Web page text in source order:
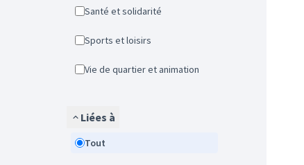
Santé et solidarité
Sports et loisirs
Vie de quartier et animation
Liées à
Tout